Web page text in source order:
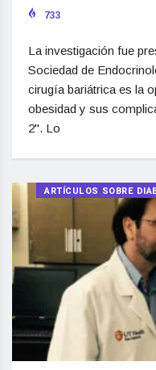
733
La investigación fue
Sociedad de
cirugía bariátrica es la
obesidad y sus
2". Lo
ARTÍCULOS SOBRE